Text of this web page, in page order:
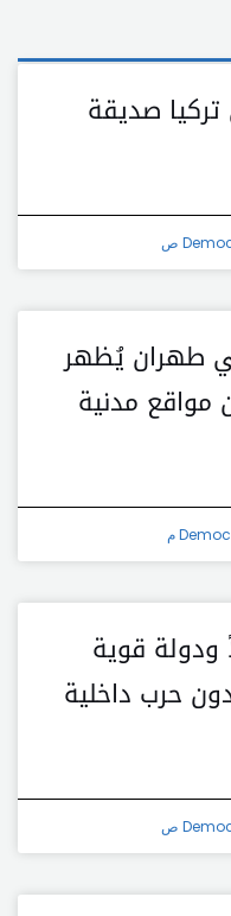
تركيا صديقة
في طهران يُظهر
مدنية
ودولة قوية
حرب داخلية